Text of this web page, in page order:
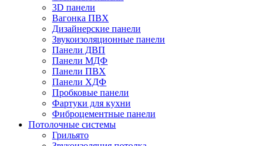
3D панели
Вагонка ПВХ
Дизайнерские панели
Звукоизоляционные панели
Панели ДВП
Панели МДФ
Панели ПВХ
Панели ХДФ
Пробковые панели
Фартуки для кухни
Фиброцементные панели
Потолочные системы
Грильято